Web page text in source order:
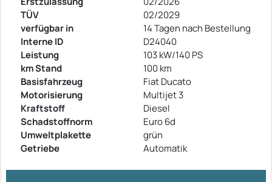
TÜV
02/2029
verfügbar in
14 Tagen nach Bestellung
Interne ID
D24040
Leistung
103 kW/140 PS
km Stand
100 km
Basisfahrzeug
Fiat Ducato
Motorisierung
Multijet 3
Kraftstoff
Diesel
Schadstoffnorm
Euro 6d
Umweltplakette
grün
Getriebe
Automatik